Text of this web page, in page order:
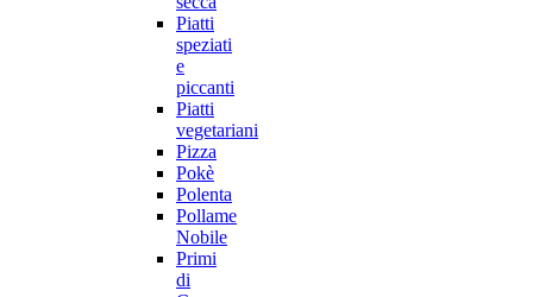
Piatti
speziati
e
piccanti
Piatti
vegetariani
Pizza
Pokè
Polenta
Pollame
Nobile
Primi
di